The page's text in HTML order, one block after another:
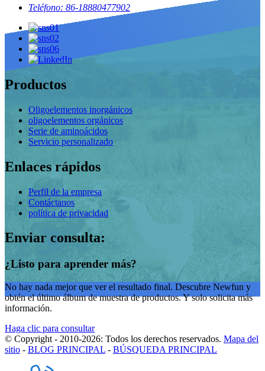
Teléfono: 86-18880477902
Productos
Oligoelementos inorgánicos
oligoelementos orgánicos
Serie de aminoácidos
Servicio personalizado
Enlaces rápidos
Perfil de la empresa
Contáctanos
política de privacidad
Enviar consulta:
¿Listo para aprender más?
No hay nada mejor que ver el resultado final. Descubre Newfun y
obtén el último álbum de muestra de productos. Y solo solicita más
información.
Haga clic para consultar
© Copyright - 2010-2026: Todos los derechos reservados. Mapa del
sitio - BLOG PRINCIPAL - BÚSQUEDA PRINCIPAL